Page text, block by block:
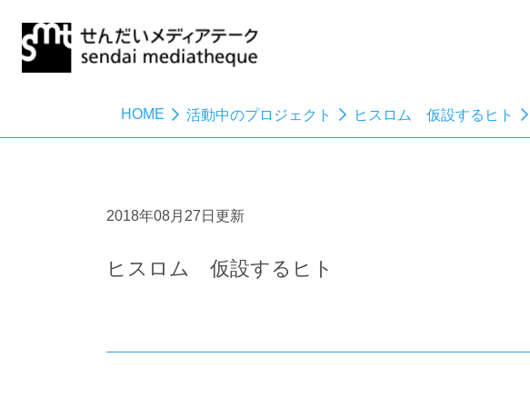
HOME 活動中のプロジェクト ヒスロム 仮設するヒト
2018年08月27日更新
ヒスロム 仮設するヒト